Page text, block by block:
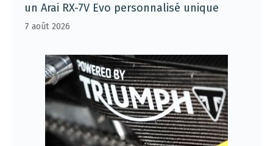
un Arai RX-7V Evo personnalisé unique
7 août 2026